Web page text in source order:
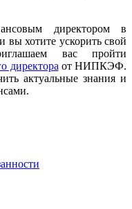
директором в
вы хотите ускорить свой
вас пройти
директора от НИПКЭФ.
актуальные знания и